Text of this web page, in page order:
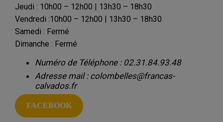
Jeudi : 10h00 – 12h00 | 13h30 – 18h30
Vendredi :10h00 – 12h00 | 13h30 – 18h30
Samedi : Fermé
Dimanche : Fermé
Numéro de Téléphone : 02.31.84.93.48
Adresse mail : colombelles@francas-
calvados.fr
FACEBOOK